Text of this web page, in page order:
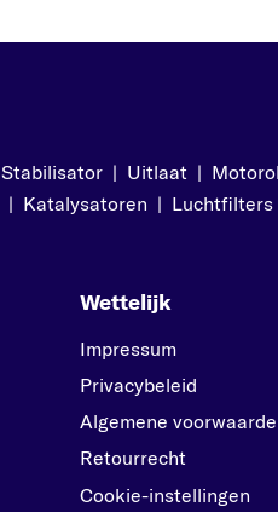
Stabilisator | Uitlaat |
| Katalysatoren | Luchtfilters
Wettelijk
Impressum
Privacybeleid
Algemene
Retourrecht
Cookie-instellingen